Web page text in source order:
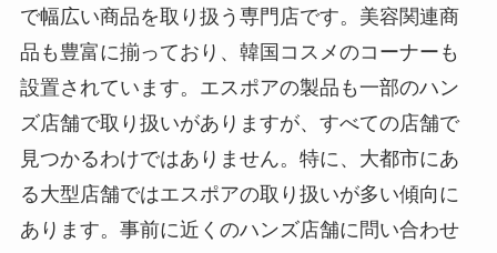
で幅広い商品を取り扱う専門店です。美容関連商
品も豊富に揃っており、韓国コスメのコーナーも
設置されています。エスポアの製品も一部のハン
ズ店舗で取り扱いがありますが、すべての店舗で
見つかるわけではありません。特に、大都市にあ
る大型店舗ではエスポアの取り扱いが多い傾向に
あります。事前に近くのハンズ店舗に問い合わせ